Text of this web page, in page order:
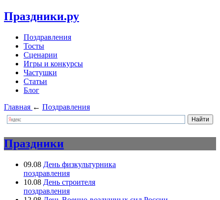
Праздники.ру
Поздравления
Тосты
Сценарии
Игры и конкурсы
Частушки
Статьи
Блог
Главная ← Поздравления
Праздники
09.08 День физкультурника
поздравления
10.08 День строителя
поздравления